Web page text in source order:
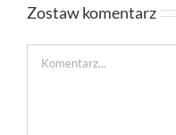
Zostaw komentarz
Comment